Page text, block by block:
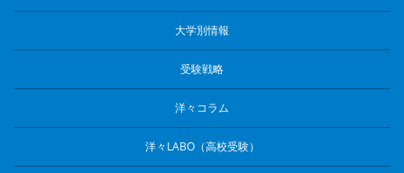
大学別情報
受験戦略
洋々コラム
洋々LABO（高校受験）